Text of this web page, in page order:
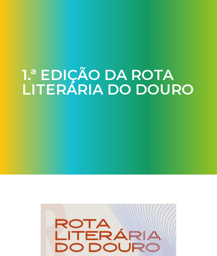
1.ª EDIÇÃO DA ROTA
LITERÁRIA DO DOURO